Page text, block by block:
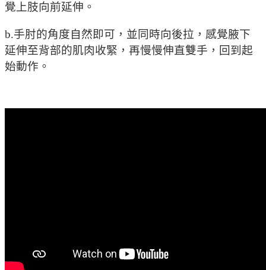
覺上肢向前延伸。
b.手肘的角度自然即可，並同時向後拉，感覺腋下
延伸至背部的肌肉收緊，再慢慢伸直雙手，回到起
始動作。